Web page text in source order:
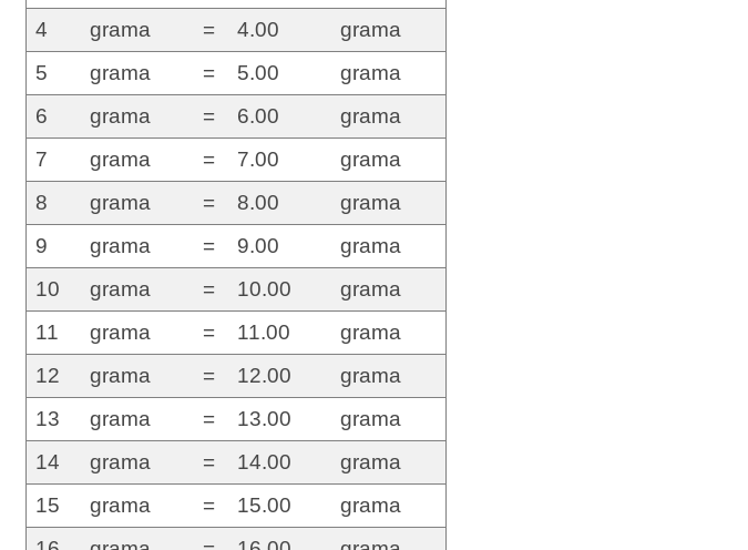
4
grama = 4.00
grama
5
grama = 5.00
grama
6
grama = 6.00
grama
7
grama = 7.00
grama
8
grama = 8.00
grama
9
grama = 9.00
grama
10
grama = 10.00
grama
11
grama = 11.00
grama
12
grama = 12.00
grama
13
grama = 13.00
grama
14
grama = 14.00
grama
15
grama = 15.00
grama